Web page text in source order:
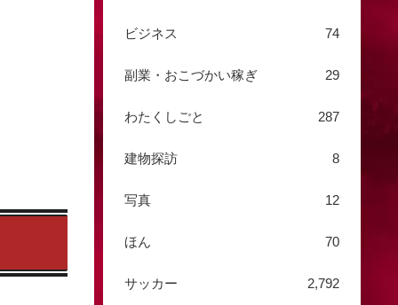
ビジネス 74
副業・おこづかい稼ぎ 29
わたくしごと 287
建物探訪 8
写真 12
ほん 70
サッカー 2,792